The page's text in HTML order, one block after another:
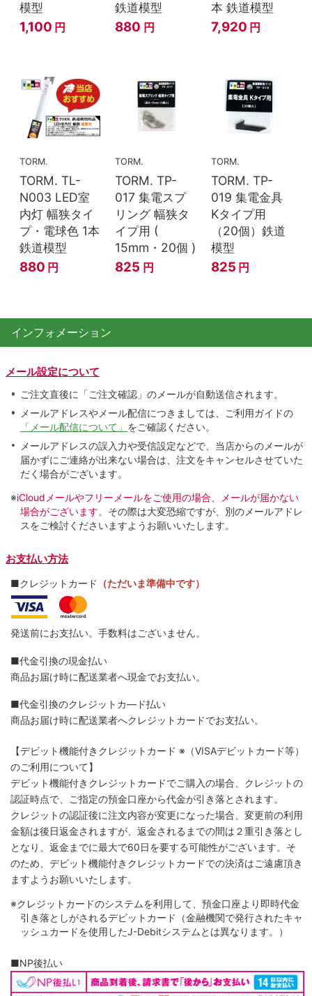
模型
1,100 円
鉄道模型
880 円
本 鉄道模型
7,920 円
TORM.
TORM. TL-
N003 LED室
内灯 幅狭タイ
プ・電球色 1本
鉄道模型
880 円
TORM.
TORM. TP-
017 集電スプ
リング 幅狭タ
イプ用 (
15mm・20個 )
825 円
TORM.
TORM. TP-
019 集電金具
Kタイプ用
（20個）鉄道
模型
825 円
インフォメーション
メール設定について
ご注文直後に「ご注文確認」のメールが自動送信されます。
メールアドレスやメール配信につきましては、ご利用ガイドの
「メール配信について」 をご確認ください。
メールアドレスの誤入力や受信設定などで、当店からのメールが
届かずにご連絡が出来ない場合は、注文をキャンセルさせていた
だく場合がございます。
※iCloudメールやフリーメールをご使用の場合、メールが届かない
場合がございます。 その際は大変恐縮ですが、別のメールアドレ
スをご検討くださいますようお願いいたします。
お支払い方法
■クレジットカード （ただいま準備中です）
発送前にお支払い。手数料はございません。
■代金引換の現金払い
商品お届け時に配送業者へ現金でお支払い。
■代金引換のクレジットカ―ド払い
商品お届け時に配送業者へクレジットカードでお支払い。
【デビット機能付きクレジットカード ※（VISAデビットカード等）
のご利用について】
デビット機能付きクレジットカードでご購入の場合、クレジットの
認証時点で、ご指定の預金口座から代金が引き落とされます。
クレジットの認証後に注文内容が変更になった場合、変更前の利用
金額は後日返金されますが、返金されるまでの間は２重引き落とし
となり、返金までに最大で60日を要する可能性がございます。そ
のため、デビット機能付きクレジットカードでの決済はご遠慮頂き
ますようお願いいたします。
※クレジットカードのシステムを利用して、預金口座より即時代金
引き落としがされるデビットカード（金融機関で発行されたキャ
ッシュカードを使用したJ-Debitシステムとは異なります。）
■NP後払い